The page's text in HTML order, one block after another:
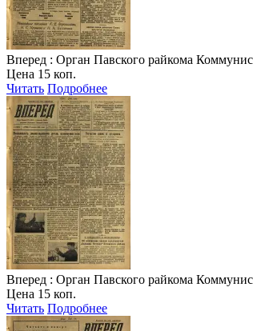
Вперед : Орган Павского райкома
Цена 15 коп.
Читать Подробнее
Вперед : Орган Павского райкома
Цена 15 коп.
Читать Подробнее